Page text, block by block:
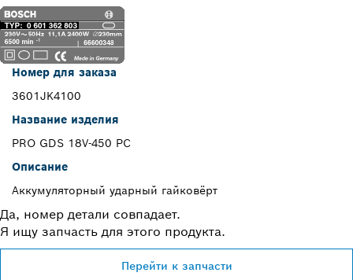
Номер для заказа
3601JK4100
Название изделия
PRO GDS 18V-450 PC
Описание
Аккумуляторный ударный гайковёрт
Да, номер детали совпадает.
Я ищу запчасть для этого продукта.
Перейти к запчасти